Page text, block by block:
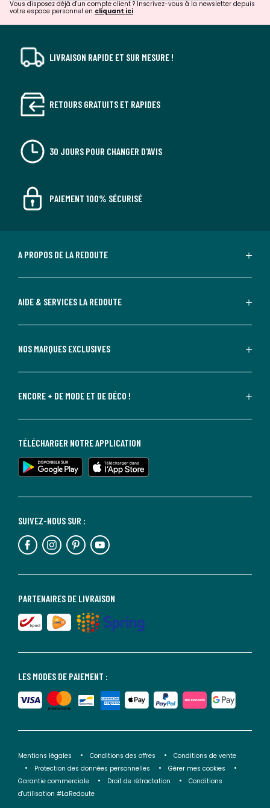
Vous disposez déjà d'un compte client ? Inscrivez-vous à la newsletter depuis
votre espace personnel en cliquant ici
LIVRAISON RAPIDE ET SUR MESURE !
RETOURS GRATUITS ET RAPIDES
30 JOURS POUR CHANGER D'AVIS
PAIEMENT 100% SÉCURISÉ
A PROPOS DE LA REDOUTE
AIDE & SERVICES LA REDOUTE
NOS MARQUES EXCLUSIVES
ENCORE + DE MODE ET DE DÉCO !
LES MODES DE PAIEMENT :
PARTENAIRES DE LIVRAISON
SUIVEZ-NOUS SUR :
TÉLÉCHARGER NOTRE APPLICATION
Mentions légales Conditions des offres
Conditions de vente
Protection des données personnelles
Gérer mes cookies
Garantie commerciale
Droit de rétractation
Conditions
d'utilisation #LaRedoute